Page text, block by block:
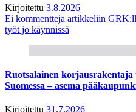
Kirjoitettu 3.8.2026
Ei kommentteja artikkeliin
työt jo käynnissä
Ruotsalainen
Suomessa – asema
Kirjoitettu 31.7.2026